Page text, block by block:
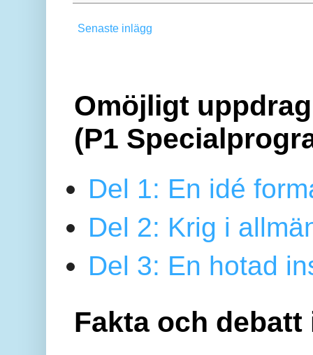
Senaste inlägg
Omöjligt
(P1
Del 1: En idé
Del 2: Krig i
Del 3: En hotad
Fakta och debatt